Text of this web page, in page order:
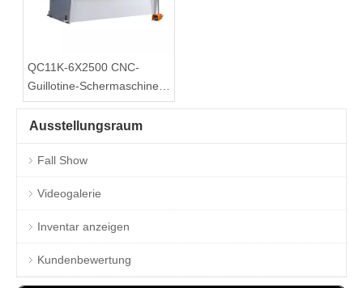
QC11K-6X2500 CNC-
Guillotine-Schermaschine
mit P40-Steuerung
Ausstellungsraum
Fall Show
Videogalerie
Inventar anzeigen
Kundenbewertung